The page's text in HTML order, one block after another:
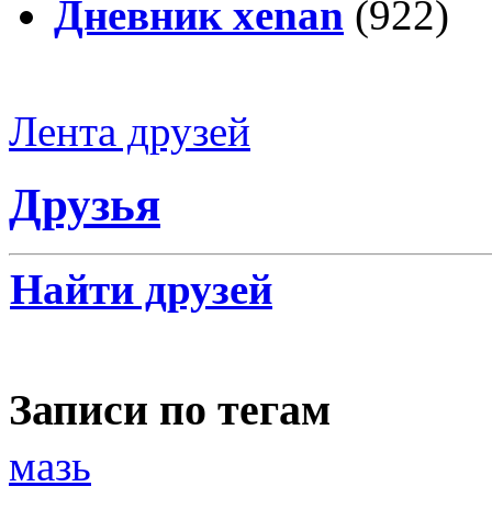
Дневник xenan (922)
Лента друзей
Друзья
Найти друзей
Записи по тегам
мазь